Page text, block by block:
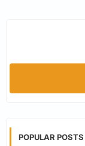
POPULAR POSTS